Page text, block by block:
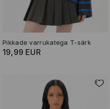
Pikkade varrukatega T-särk
19,99 EUR